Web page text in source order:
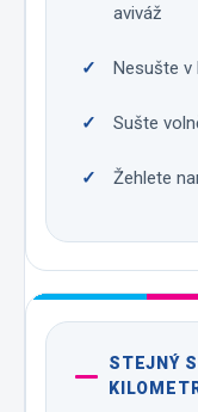
aviváž
Nesušte
Sušte
Žehlete
STEJNÝ